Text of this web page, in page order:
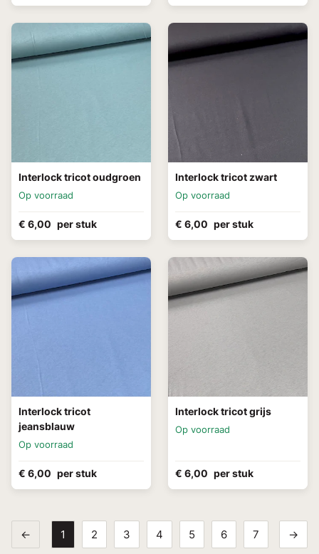
Interlock tricot oudgroen
Op voorraad
€ 6,00 per stuk
Interlock tricot zwart
Op voorraad
€ 6,00 per stuk
Interlock tricot
jeansblauw
Op voorraad
€ 6,00 per stuk
Interlock tricot grijs
Op voorraad
€ 6,00 per stuk
← 1 2 3 4 5 6 7 →